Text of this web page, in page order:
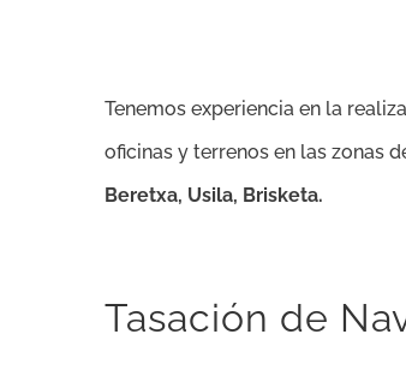
Tenemos experiencia en la
oficinas y terrenos en las zonas
Beretxa, Usila, Brisketa.
Tasación de